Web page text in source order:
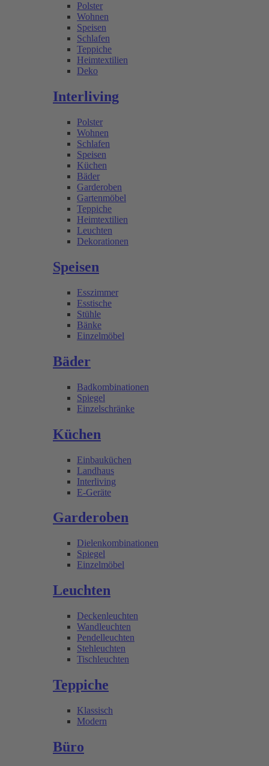
Polster
Wohnen
Speisen
Schlafen
Teppiche
Heimtextilien
Deko
Interliving
Polster
Wohnen
Schlafen
Speisen
Küchen
Bäder
Garderoben
Gartenmöbel
Teppiche
Heimtextilien
Leuchten
Dekorationen
Speisen
Esszimmer
Esstische
Stühle
Bänke
Einzelmöbel
Bäder
Badkombinationen
Spiegel
Einzelschränke
Küchen
Einbauküchen
Landhaus
Interliving
E-Geräte
Garderoben
Dielenkombinationen
Spiegel
Einzelmöbel
Leuchten
Deckenleuchten
Wandleuchten
Pendelleuchten
Stehleuchten
Tischleuchten
Teppiche
Klassisch
Modern
Büro